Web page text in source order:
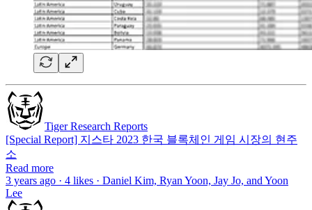
Tiger Research Reports
[Special Report] 지스타 2023 한국 블록체인 게임 시장의 현주
소
Read more
3 years ago · 4 likes · Daniel Kim, Ryan Yoon, Jay Jo, and Yoon
Lee